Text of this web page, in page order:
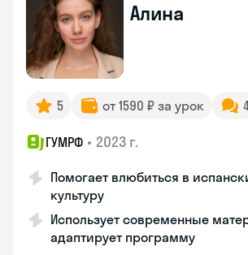
Алина
5 от 1590 ₽ за урок
ГУМРФ • 2023 г.
Помогает влюбиться в
культуру
Использует современные
адаптирует программу